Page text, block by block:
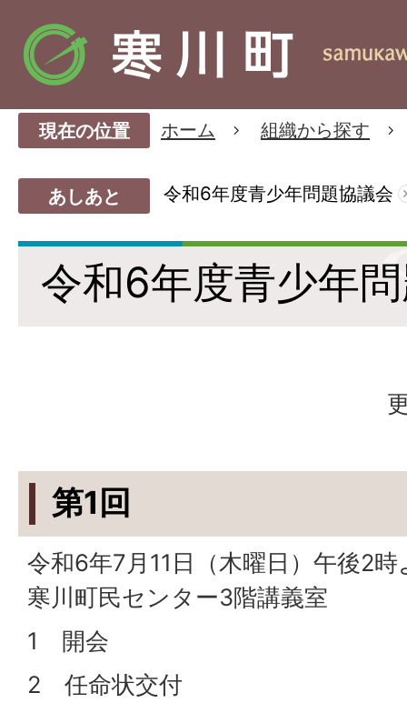
現在の位置 ホーム 組織から探す
あしあと 令和6年度青少年問題協議会
令和6年度青少年
第1回
令和6年7月11日（木曜日）午後2時
寒川町民センター3階講義室
1 開会
2 任命状交付